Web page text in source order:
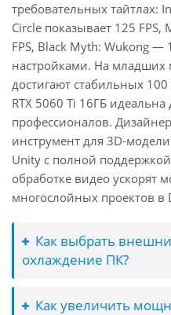
требовательных тайтлах:
Circle показывает 125
FPS, Black Myth: Wukong
настройками. На младших
достигают стабильных 100
RTX 5060 Ti 16ГБ идеальна
профессионалов.
инструмент для 3D-
Unity с полной
обработке видео ускорят
многослойных проектов в
Как выбрать
охлаждение ПК?
Как увеличить